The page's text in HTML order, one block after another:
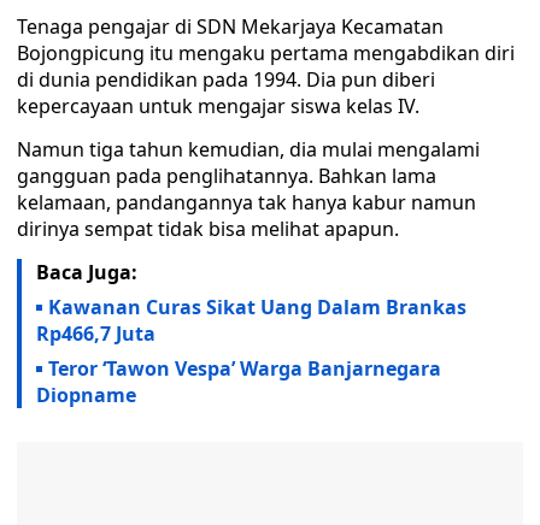
Tenaga pengajar di SDN Mekarjaya Kecamatan
Bojongpicung itu mengaku pertama mengabdikan diri
di dunia pendidikan pada 1994. Dia pun diberi
kepercayaan untuk mengajar siswa kelas IV.
Namun tiga tahun kemudian, dia mulai mengalami
gangguan pada penglihatannya. Bahkan lama
kelamaan, pandangannya tak hanya kabur namun
dirinya sempat tidak bisa melihat apapun.
Baca Juga:
Kawanan Curas Sikat Uang Dalam Brankas
Rp466,7 Juta
Teror ‘Tawon Vespa’ Warga Banjarnegara
Diopname